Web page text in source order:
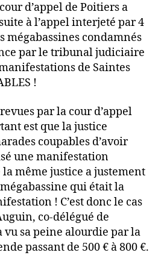
d’appel de Poitiers a
à l’appel interjeté par 4
condamnés
par le tribunal judiciaire
de Saintes
!
par la cour d’appel
est que la justice
coupables d’avoir
une manifestation
même justice a justement
qui était la
! C’est donc le cas
co-délégué de
vu sa peine alourdie par la
passant de 500 € à 800 €.